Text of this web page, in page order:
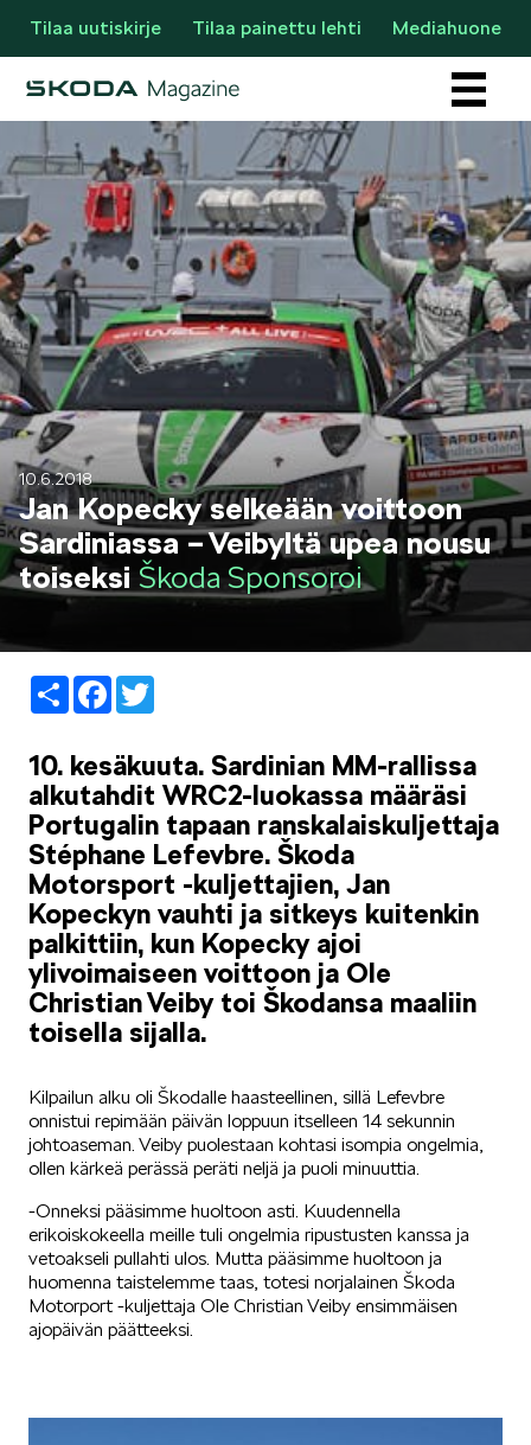
Tilaa uutiskirje Tilaa painettu lehti Mediahuone
Osastot
AJANKOHTAISTA & UUTTA
LIFESTYLE
SIMPLY CLEVER
SÄHKÖAUTOILU
KOEAJOSSA
10.6.2018
Jan Kopecky selkeään voittoon
Sardiniassa – Veibyltä upea nousu
toiseksi Škoda Sponsoroi
ShareFacebook
10. kesäkuuta. Sardinian MM-rallissa
alkutahdit WRC2-luokassa määräsi
Portugalin tapaan ranskalaiskuljettaja
Stéphane Lefevbre. Škoda
Motorsport -kuljettajien, Jan
Kopeckyn vauhti ja sitkeys kuitenkin
palkittiin, kun Kopecky ajoi
ylivoimaiseen voittoon ja Ole
Christian Veiby toi Škodansa maaliin
toisella sijalla.
Kilpailun alku oli Škodalle haasteellinen, sillä Lefevbre
onnistui repimään päivän loppuun itselleen 14 sekunnin
johtoaseman. Veiby puolestaan kohtasi isompia ongelmia,
ollen kärkeä perässä peräti neljä ja puoli minuuttia.
-Onneksi pääsimme huoltoon asti. Kuudennella
erikoiskokeella meille tuli ongelmia ripustusten kanssa ja
vetoakseli pullahti ulos. Mutta pääsimme huoltoon ja
huomenna taistelemme taas, totesi norjalainen Škoda
Motorport -kuljettaja Ole Christian Veiby ensimmäisen
ajopäivän päätteeksi.